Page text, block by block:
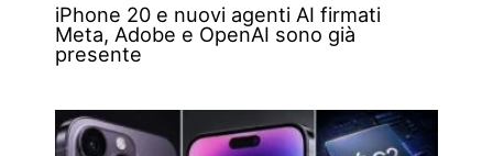
iPhone 20 e nuovi agenti AI firmati
Meta, Adobe e OpenAI sono già
presente